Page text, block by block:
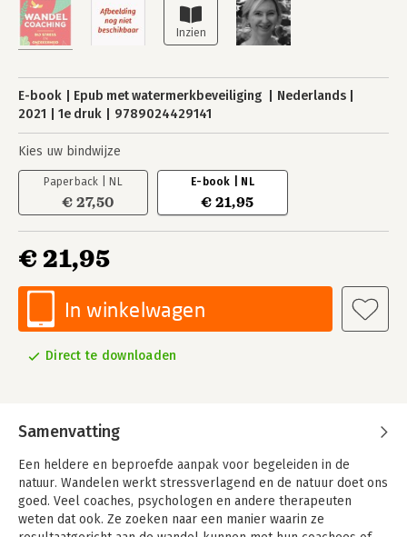
E-book Epub met watermerkbeveiliging
Nederlands
2021
1e druk 9789024429141
Kies uw bindwijze
Paperback | NL
€ 27,50
E-book | NL
€ 21,95
€ 21,95
In winkelwagen
Direct te downloaden
Samenvatting
Een heldere en beproefde aanpak voor begeleiden in de
natuur. Wandelen werkt stressverlagend en de natuur doet ons
goed. Veel coaches, psychologen en andere therapeuten
weten dat ook. Ze zoeken naar een manier waarin ze